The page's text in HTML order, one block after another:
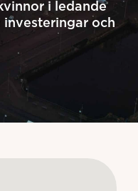
i ledande
och